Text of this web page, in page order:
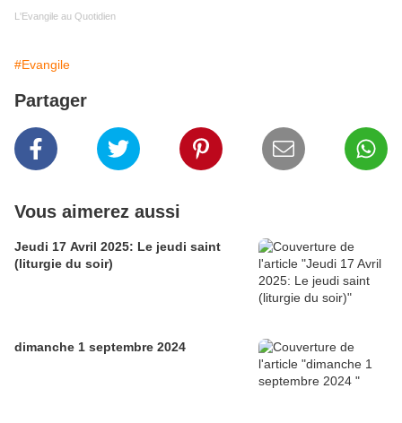
L'Evangile au Quotidien
#Evangile
Partager
Vous aimerez aussi
Jeudi 17 Avril 2025: Le jeudi saint
(liturgie du soir)
dimanche 1 septembre 2024